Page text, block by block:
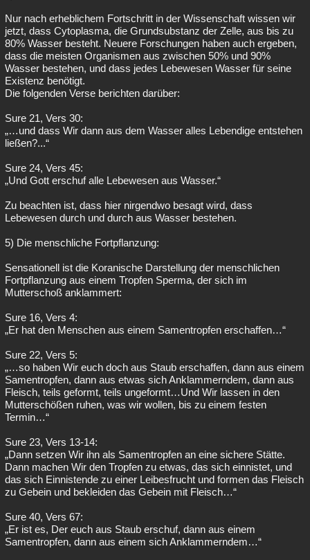
Nur nach erheblichem Fortschritt in der Wissenschaft wissen wir
jetzt, dass Cytoplasma, die Grundsubstanz der Zelle, aus bis zu
80% Wasser besteht. Neuere Forschungen haben auch ergeben,
dass die meisten Organismen aus zwischen 50% und 90%
Wasser bestehen, und dass jedes Lebewesen Wasser für seine
Existenz benötigt.
Die folgenden Verse berichten darüber:
Sure 21, Vers 30:
„…und dass Wir dann aus dem Wasser alles Lebendige entstehen
ließen?...“
Sure 24, Vers 45:
„Und Gott erschuf alle Lebewesen aus Wasser.“
Zu beachten ist, dass hier nirgendwo besagt wird, dass
Lebewesen durch und durch aus Wasser bestehen.
5) Die menschliche Fortpflanzung:
Sensationell ist die Koranische Darstellung der menschlichen
Fortpflanzung aus einem Tropfen Sperma, der sich im
Mutterschoß anklammert:
Sure 16, Vers 4:
„Er hat den Menschen aus einem Samentropfen erschaffen…“
Sure 22, Vers 5:
„…so haben Wir euch doch aus Staub erschaffen, dann aus einem
Samentropfen, dann aus etwas sich Anklammerndem, dann aus
Fleisch, teils geformt, teils ungeformt…Und Wir lassen in den
Mutterschößen ruhen, was wir wollen, bis zu einem festen
Termin…“
Sure 23, Vers 13-14:
„Dann setzen Wir ihn als Samentropfen an eine sichere Stätte.
Dann machen Wir den Tropfen zu etwas, das sich einnistet, und
das sich Einnistende zu einer Leibesfrucht und formen das Fleisch
zu Gebein und bekleiden das Gebein mit Fleisch…“
Sure 40, Vers 67:
„Er ist es, Der euch aus Staub erschuf, dann aus einem
Samentropfen, dann aus einem sich Anklammerndem…“